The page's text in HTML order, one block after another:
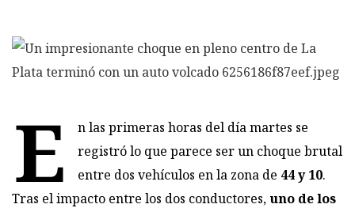
E
n las primeras horas del día martes se
registró lo que parece ser un choque brutal
entre dos vehículos en la zona de 44 y 10.
Tras el impacto entre los dos conductores,uno de los